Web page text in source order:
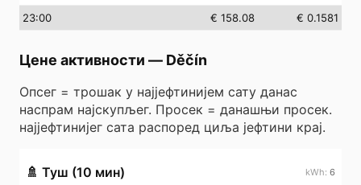
23:00 € 158.08 € 0.1581
Цене активности — Děčín
Опсег = трошак у најјефтинијем сату данас
наспрам најскупљег. Просек = данашњи просек.
најјефтинијег сата распоред циља јефтини крај.
🚿 Туш (10 мин) 6